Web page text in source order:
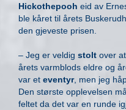
Hickothepooh eid av
ble kåret til årets
den gjeveste prisen.
– Jeg er veldig stolt over
årets varmblods eldre og
var et eventyr, men jeg
Den største opplevelsen
feltet da det var en runde